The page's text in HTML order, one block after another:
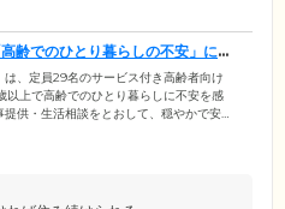
齢でのひとり暮らしの不安」に
は、定員29名のサービス付き高齢者向け
以上で高齢でのひとり暮らしに不安を感
提供・生活相談をとおして、穏やかで安
でも対応いたします。近隣の医療機関
便利な立地も魅力です。ご家族様もぜ